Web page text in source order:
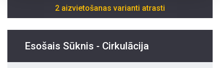
2 aizvietošanas varianti atrasti
Esošais Sūknis - Cirkulācija